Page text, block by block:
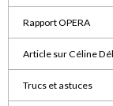
Rapport OPERA
Article sur Céline
Trucs et astuces